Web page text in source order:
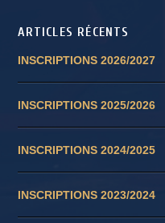
ARTICLES RÉCENTS
INSCRIPTIONS 2026/2027
INSCRIPTIONS 2025/2026
INSCRIPTIONS 2024/2025
INSCRIPTIONS 2023/2024